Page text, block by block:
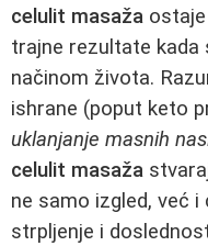
celulit masaža
trajne rezultate kada
načinom života.
ishrane (poput keto
uklanjanje masnih
celulit masaža
ne samo izgled, već i
strpljenje i